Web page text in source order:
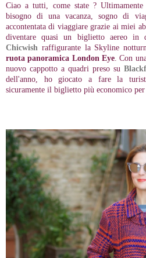
Ciao a tutti, come state ?
bisogno di una vacanza, sogno di
accontentata di viaggiare grazie ai miei
diventare quasi un biglietto aereo in
Chicwish raffigurante la Skyline
ruota panoramica London Eye. Con
nuovo cappotto a quadri preso su
dell'anno, ho giocato a fare la
sicuramente il biglietto più economico